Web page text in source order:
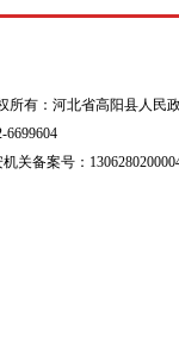
所有：河北省高阳县人民
关备案号：